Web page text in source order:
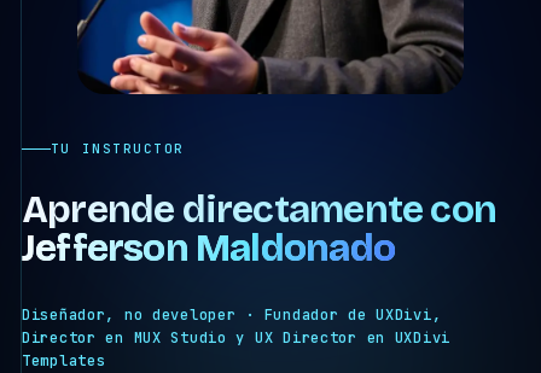
TU INSTRUCTOR
Aprende directamente con
Jefferson Maldonado
Diseñador, no developer · Fundador de UXDivi,
Director en MUX Studio y UX Director en UXDivi
Templates